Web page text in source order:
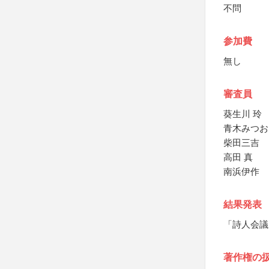
不問
参加費
無し
審査員
葵生川 玲
青木みつお
柴田三吉
高田 真
南浜伊作
結果発表
「詩人会
著作権の